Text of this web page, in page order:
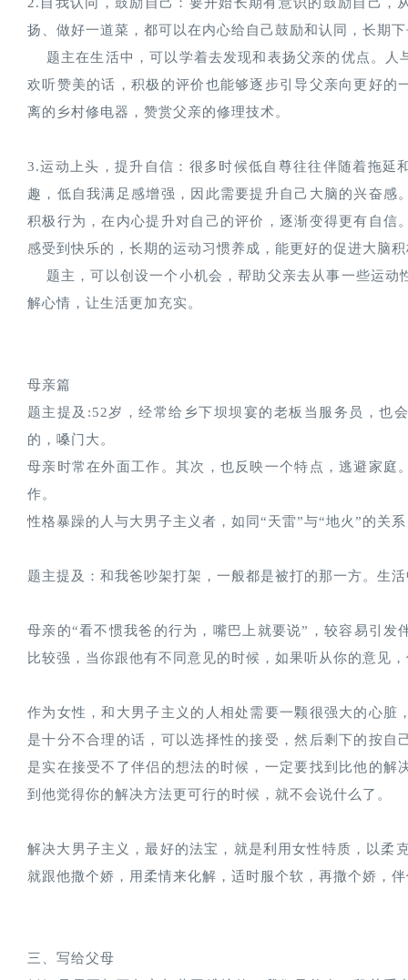
扬、做好一道菜，都可以在内心给自己鼓励和认同，长期
欢听赞美的话，积极的评价也能够逐步引导父亲向更好
离的乡村修电器，赞赏父亲的修理技术。
3.运动上头，提升自信：很多时候低自尊往往伴随着拖延
趣，低自我满足感增强，因此需要提升自己大脑的兴奋
积极行为，在内心提升对自己的评价，逐渐变得更有自
感受到快乐的，长期的运动习惯养成，能更好的促进大脑
解心情，让生活更加充实。
母亲篇
题主提及:52岁，经常给乡下坝坝宴的老板当服务员，也
的，嗓门大。
母亲时常在外面工作。其次，也反映一个特点，逃避家
作。
性格暴躁的人与大男子主义者，如同“天雷”与“地火”的关
题主提及：和我爸吵架打架，一般都是被打的那一方。生
母亲的“看不惯我爸的行为，嘴巴上就要说”，较容易引
比较强，当你跟他有不同意见的时候，如果听从你的意见
作为女性，和大男子主义的人相处需要一颗很强大的心
是十分不合理的话，可以选择性的接受，然后剩下的按
是实在接受不了伴侣的想法的时候，一定要找到比他的
到他觉得你的解决方法更可行的时候，就不会说什么了。
解决大男子主义，最好的法宝，就是利用女性特质，以柔
就跟他撒个娇，用柔情来化解，适时服个软，再撒个娇，
三、写给父母